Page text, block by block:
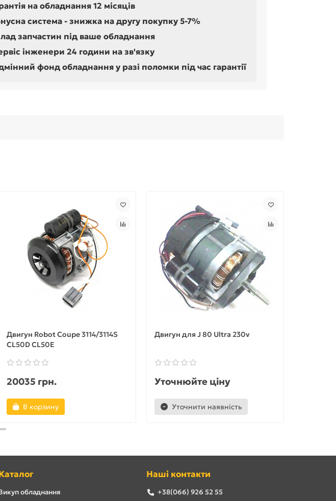
на обладнання 12 місяців
система - знижка на другу покупку 5-7%
запчастин під ваше обладнання
інженери 24 години на зв'язку
фонд обладнання у разі поломки під час гарантії
Двигун Robot Coupe 3114/3114S
CL50D CL50E
20035 грн.
В корзину
Двигун для J 80 Ultra 230v
Уточнюйте ціну
Уточнити наявність
обладнання
Наші контакти
+38(066) 926 52 55